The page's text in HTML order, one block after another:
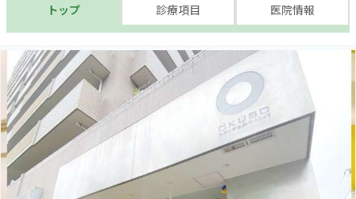
トップ 診療項目 医院情報